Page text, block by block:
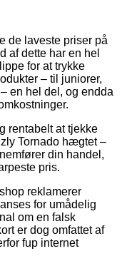
de laveste priser på
af dette har en hel
for at trykke
– til juniorer,
en hel del, og endda
rentabelt at tjekke
Tornado hægtet –
din handel,
pris.
reklamerer
for umådelig
om en falsk
er dog omfattet af
fup internet